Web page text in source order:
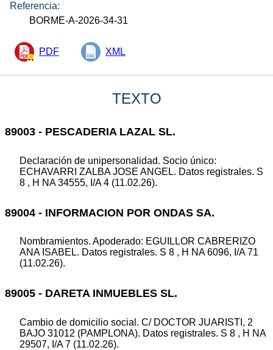
Referencia:
BORME-A-2026-34-31
PDF XML
TEXTO
89003 - PESCADERIA LAZAL SL.
Declaración de unipersonalidad. Socio único:
ECHAVARRI ZALBA JOSE ANGEL. Datos registrales. S
8 , H NA 34555, I/A 4 (11.02.26).
89004 - INFORMACION POR ONDAS SA.
Nombramientos. Apoderado: EGUILLOR CABRERIZO
ANA ISABEL. Datos registrales. S 8 , H NA 6096, I/A 71
(11.02.26).
89005 - DARETA INMUEBLES SL.
Cambio de domicilio social. C/ DOCTOR JUARISTI, 2
BAJO 31012 (PAMPLONA). Datos registrales. S 8 , H NA
29507, I/A 7 (11.02.26).